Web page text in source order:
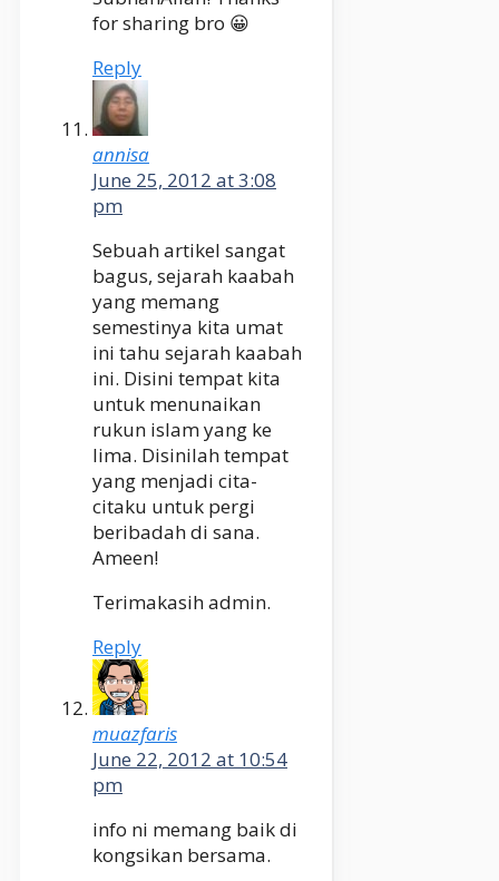
for sharing bro 😀
Reply
annisa
June 25, 2012 at 3:08
pm
Sebuah artikel sangat
bagus, sejarah kaabah
yang memang
semestinya kita umat
ini tahu sejarah kaabah
ini. Disini tempat kita
untuk menunaikan
rukun islam yang ke
lima. Disinilah tempat
yang menjadi cita-
citaku untuk pergi
beribadah di sana.
Ameen!
Terimakasih admin.
Reply
muazfaris
June 22, 2012 at 10:54
pm
info ni memang baik di
kongsikan bersama.